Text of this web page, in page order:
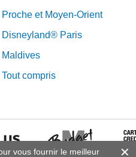
vous fournir le meilleur
Proche et Moyen-Orient
Disneyland® Paris
Maldives
Tout compris